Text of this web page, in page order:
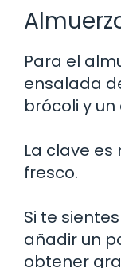
Para el
ensalada
brócoli y
La clave
fresco.
Si te
añadir un
obtener